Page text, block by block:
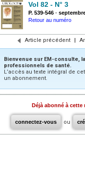
Vol 82 - N° 3
P. 539-546 -
Retour au numéro
Article précédent |
Bienvenue sur EM-consulte,
professionnels de santé.
L’accès au texte intégral de
un abonnement.
Déjà abonné à cette
connectez-vous ou